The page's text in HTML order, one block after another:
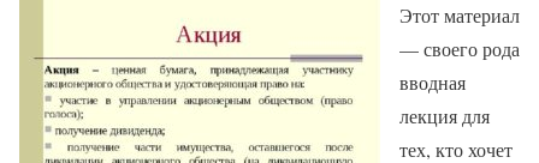
Этот материал
— своего рода
вводная
лекция для
тех, кто хочет